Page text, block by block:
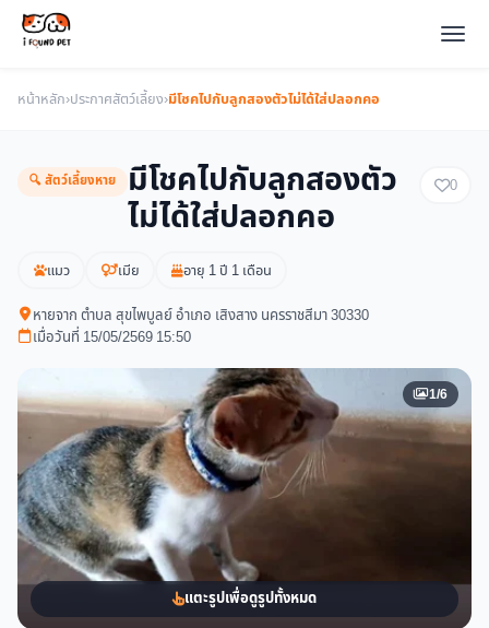
หน้าหลัก›ประกาศสัตว์เลี้ยง›มีโชคไปกับลูกสองตัวไม่ได้ใส่ปลอกคอ
🔍 สัตว์เลี้ยงหาย มีโชคไปกับลูกสองตัว
ไม่ได้ใส่ปลอกคอ
0
แมว เมีย อายุ 1 ปี 1 เดือน
หายจาก ตำบล สุขไพบูลย์ อำเภอ เสิงสาง นครราชสีมา 30330
เมื่อวันที่ 15/05/2569 15:50
1/6
แตะรูปเพื่อดูรูปทั้งหมด